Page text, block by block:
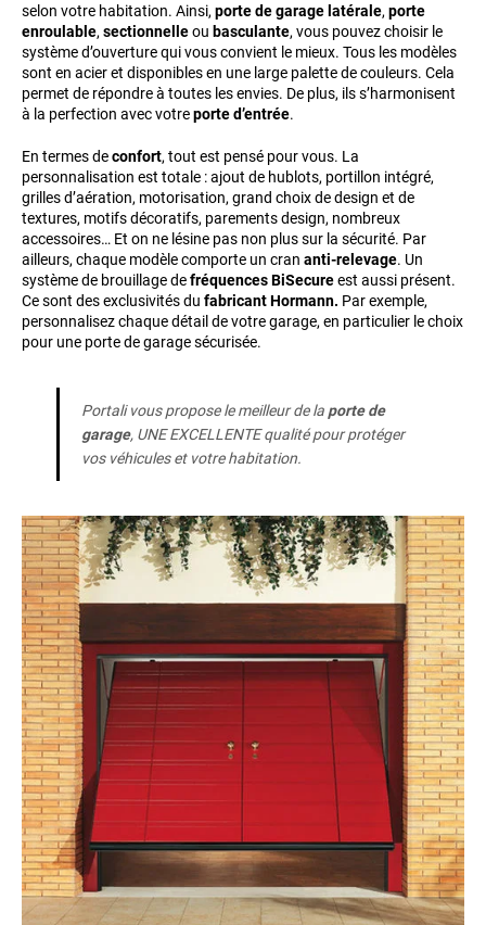
selon votre habitation. Ainsi, porte de garage latérale, porte
enroulable, sectionnelleou basculante, vous pouvez choisir le
système d’ouverture qui vous convient le mieux. Tous les modèles
sont en acier et disponibles en une large palette de couleurs. Cela
permet de répondre à toutes les envies. De plus, ils s’harmonisent
à la perfection avec votreporte d’entrée.
En termes deconfort, tout est pensé pour vous. La
personnalisation est totale : ajout de hublots, portillon intégré,
grilles d’aération, motorisation, grand choix de design et de
textures, motifs décoratifs, parements design, nombreux
accessoires… Et on ne lésine pas non plus sur la sécurité. Par
ailleurs, chaque modèle comporte un cran anti-relevage. Un
système de brouillage defréquences BiSecureest aussi présent.
Ce sont des exclusivités du fabricant Hormann. Par exemple,
personnalisez chaque détail de votre garage, en particulier le choix
pour une porte de garage sécurisée.
Portali vous propose le meilleur de la porte de
garage, UNE EXCELLENTE qualité pour protéger
vos véhicules et votre habitation.